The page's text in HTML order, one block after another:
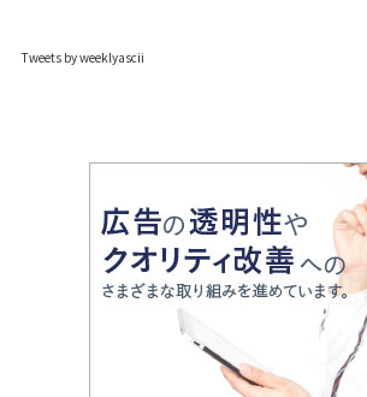
Tweets by weeklyascii